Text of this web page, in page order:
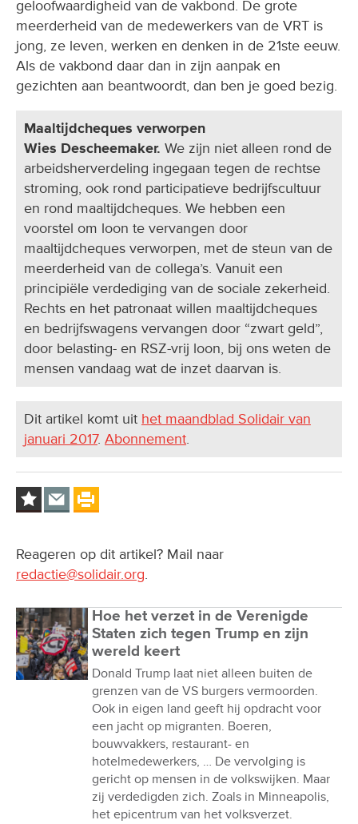
geloofwaardigheid van de vakbond. De grote
meerderheid van de medewerkers van de VRT is
jong, ze leven, werken en denken in de 21ste eeuw.
Als de vakbond daar dan in zijn aanpak en
gezichten aan beantwoordt, dan ben je goed bezig.
Maaltijdcheques verworpen
Wies Descheemaker. We zijn niet alleen rond de
arbeidsherverdeling ingegaan tegen de rechtse
stroming, ook rond participatieve bedrijfscultuur
en rond maaltijdcheques. We hebben een
voorstel om loon te vervangen door
maaltijdcheques verworpen, met de steun van de
meerderheid van de collega’s. Vanuit een
principiële verdediging van de sociale zekerheid.
Rechts en het patronaat willen maaltijdcheques
en bedrijfswagens vervangen door “zwart geld”,
door belasting- en RSZ-vrij loon, bij ons weten de
mensen vandaag wat de inzet daarvan is.
Dit artikel komt uit het maandblad Solidair van
januari 2017. Abonnement.
Reageren op dit artikel? Mail naar
redactie@solidair.org.
Hoe het verzet in de Verenigde
Staten zich tegen Trump en zijn
wereld keert
Donald Trump laat niet alleen buiten de
grenzen van de VS burgers vermoorden.
Ook in eigen land geeft hij opdracht voor
een jacht op migranten. Boeren,
bouwvakkers, restaurant- en
hotelmedewerkers, … De vervolging is
gericht op mensen in de volkswijken. Maar
zij verdedigden zich. Zoals in Minneapolis,
het epicentrum van het volksverzet.